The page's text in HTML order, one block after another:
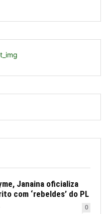
Janaina oficializa
com ‘rebeldes’ do PL
0